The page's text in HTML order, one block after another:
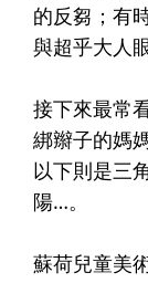
的反芻 ；有
與超乎大人
接下來最常
綁辮子的媽
以下則是三
陽…。
蘇荷兒童美